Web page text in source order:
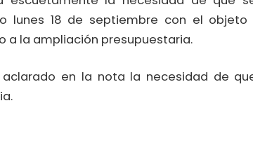
lunes 18 de septiembre con el
a la ampliación presupuestaria.
aclarado en la nota la necesidad de